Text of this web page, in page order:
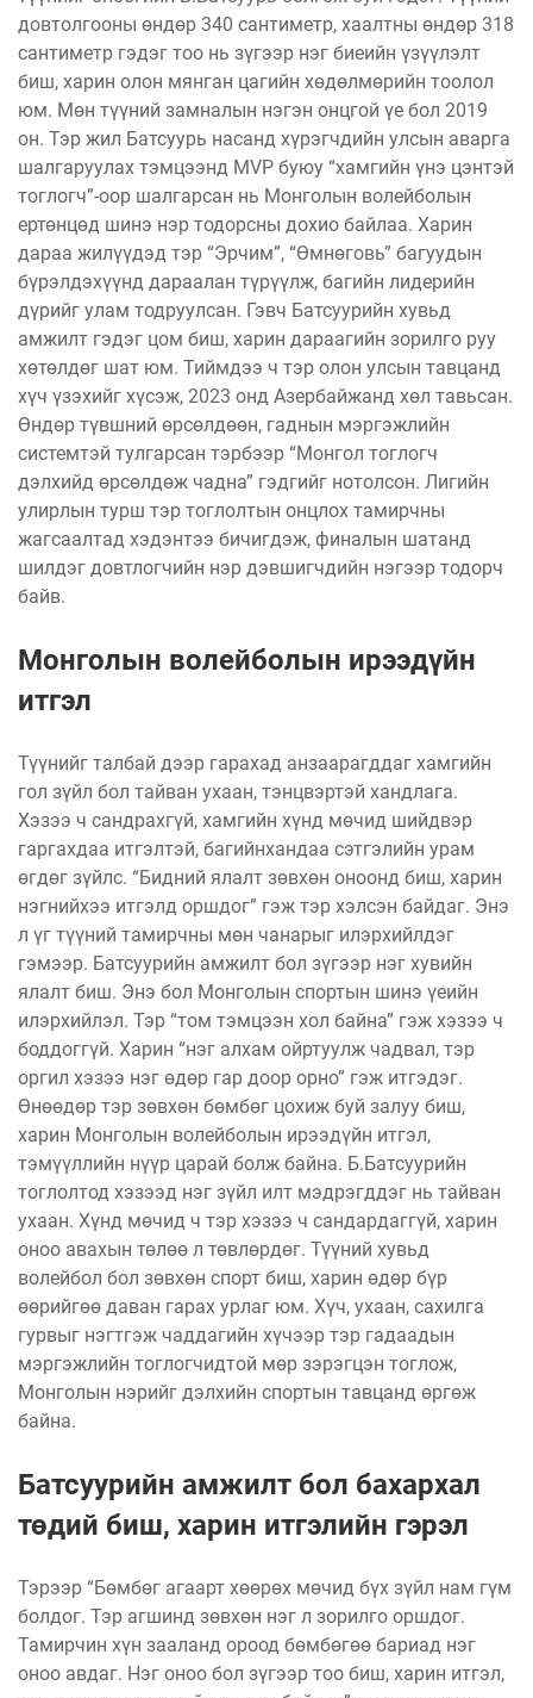
довтолгооны өндөр 340 сантиметр, хаалтны өндөр 318
сантиметр гэдэг тоо нь зүгээр нэг биеийн үзүүлэлт
биш, харин олон мянган цагийн хөдөлмөрийн тоолол
юм. Мөн түүний замналын нэгэн онцгой үе бол 2019
он. Тэр жил Батсуурь насанд хүрэгчдийн улсын аварга
шалгаруулах тэмцээнд MVP буюу “хамгийн үнэ цэнтэй
тоглогч”-оор шалгарсан нь Монголын волейболын
ертөнцөд шинэ нэр тодорсны дохио байлаа. Харин
дараа жилүүдэд тэр “Эрчим”, “Өмнөговь” багуудын
бүрэл­дэ­хүүнд дараалан түрүүлж, багийн лидерийн
дүрийг улам тодруулсан. Гэвч Батсуурийн хувьд
амжилт гэдэг цом биш, харин дараагийн зорилго руу
хөтөлдөг шат юм. Тиймдээ ч тэр олон улсын тавцанд
хүч үзэхийг хүсэж, 2023 онд Азербайжанд хөл тавьсан.
Өндөр түвшний өрсөлдөөн, гаднын мэргэжлийн
системтэй тулгарсан тэрбээр “Монгол тоглогч
дэлхийд өрсөлдөж чадна” гэдгийг нотолсон. Лигийн
улирлын турш тэр тоглолтын онцлох тамирчны
жагсаалтад хэдэнтээ бичигдэж, финалын шатанд
шилдэг довтлогчийн нэр дэвшигчдийн нэгээр тодорч
байв.
Монголын волейболын ирээдүйн
итгэл
Түүнийг талбай дээр гарахад анзаарагддаг хамгийн
гол зүйл бол тайван ухаан, тэнцвэртэй хандлага.
Хэзээ ч сандрахгүй, хамгийн хүнд мөчид шийдвэр
гаргахдаа итгэлтэй, багийнхандаа сэтгэлийн урам
өгдөг зүйлс. “Бидний ялалт зөвхөн оноонд биш, харин
нэгнийхээ итгэлд оршдог” гэж тэр хэлсэн байдаг. Энэ
л үг түүний тамирчны мөн чанарыг илэрхийлдэг
гэмээр. Батсуурийн амжилт бол зүгээр нэг хувийн
ялалт биш. Энэ бол Монголын спортын шинэ үеийн
илэрхийлэл. Тэр “том тэмцээн хол байна” гэж хэзээ ч
боддоггүй. Харин “нэг алхам ойртуулж чадвал, тэр
оргил хэзээ нэг өдөр гар доор орно” гэж итгэдэг.
Өнөөдөр тэр зөвхөн бөмбөг цохиж буй залуу биш,
харин Монголын волейболын ирээдүйн итгэл,
тэмүүллийн нүүр царай болж байна. Б.Батсуурийн
тоглолтод хэзээд нэг зүйл илт мэдрэгддэг нь тайван
ухаан. Хүнд мөчид ч тэр хэзээ ч сандардаггүй, харин
оноо авахын төлөө л төвлөрдөг. Түүний хувьд
волейбол бол зөвхөн спорт биш, харин өдөр бүр
өөрийгөө даван гарах урлаг юм. Хүч, ухаан, сахилга
гурвыг нэгтгэж чаддагийн хүчээр тэр гадаадын
мэргэжлийн тоглогчидтой мөр зэрэгцэн тоглож,
Монголын нэрийг дэлхийн спортын тавцанд өргөж
байна.
Батсуурийн амжилт бол бахархал
төдий биш, харин итгэлийн гэрэл
Тэрээр “Бөмбөг агаарт хөөрөх мөчид бүх зүйл нам гүм
болдог. Тэр агшинд зөвхөн нэг л зорилго оршдог.
Тамирчин хүн зааланд ороод бөмбөгөө бариад нэг
оноо авдаг. Нэг оноо бол зүгээр тоо биш, харин итгэл,